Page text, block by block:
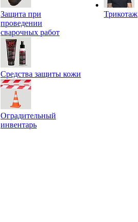
Защита при
проведении
сварочных работ
Средства защиты кожи
Оградительный
инвентарь
Трикотаж